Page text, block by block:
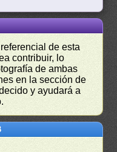
de esta
contribuir, lo
de ambas
en la sección de
y ayudará a